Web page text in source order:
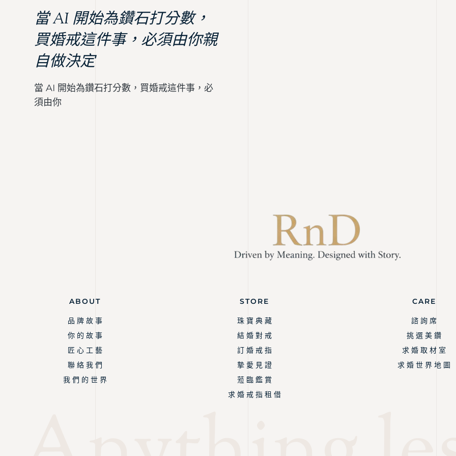
當 AI 開始為鑽石打分數，
買婚戒這件事，必須由你親
自做決定
當 AI 開始為鑽石打分數，買婚戒這件事，必
須由你
ABOUT
品 牌 故 事
你 的 故 事
匠 心 工 藝
聯 絡 我 們
我 們 的 世 界
STORE
珠 寶 典 藏
結 婚 對 戒
訂 婚 戒 指
摯 愛 見 證
蒞 臨 鑑 賞
求 婚 戒 指 租 借
CARE
諮 詢 席
挑 選 美 鑽
求 婚 取 材 室
求 婚 世 界 地 圖